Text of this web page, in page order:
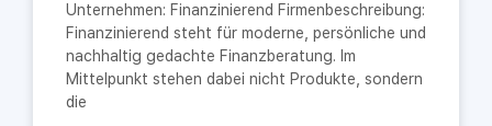
Unternehmen: Finanzinierend Firmenbeschreibung:
Finanzinierend steht für moderne, persönliche und
nachhaltig gedachte Finanzberatung. Im
Mittelpunkt stehen dabei nicht Produkte, sondern
die